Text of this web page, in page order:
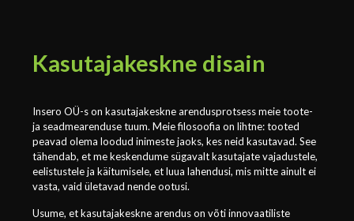
Kasutajakeskne disain
Insero OÜ-s on kasutajakeskne arendusprotsess meie toote-
ja seadmearenduse tuum. Meie filosoofia on lihtne: tooted
peavad olema loodud inimeste jaoks, kes neid kasutavad. See
tähendab, et me keskendume sügavalt kasutajate vajadustele,
eelistustele ja käitumisele, et luua lahendusi, mis mitte ainult ei
vasta, vaid ületavad nende ootusi.
Usume, et kasutajakeskne arendus on võti innovaatiliste